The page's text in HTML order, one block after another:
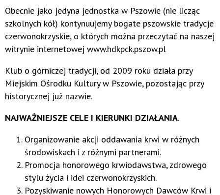
Obecnie jako jedyna jednostka w Pszowie (nie licząc
szkolnych kół) kontynuujemy bogate pszowskie tradycje
czerwonokrzyskie, o których można przeczytać na naszej
witrynie internetowej www.hdkpck.pszow.pl
Klub o górniczej tradycji, od 2009 roku działa przy
Miejskim Ośrodku Kultury w Pszowie, pozostając przy
historycznej już nazwie.
NAJWAŻNIEJSZE CELE I KIERUNKI DZIAŁANIA.
Organizowanie akcji oddawania krwi w różnych
środowiskach i z różnymi partnerami.
Promocja honorowego krwiodawstwa, zdrowego
stylu życia i idei czerwonokrzyskich.
Pozyskiwanie nowych Honorowych Dawców Krwi i